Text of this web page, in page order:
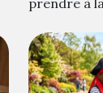
prendre à